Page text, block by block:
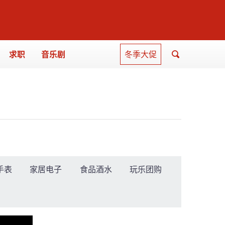
求职 音乐剧 冬季大促
表 家居电子 食品酒水 玩乐团购